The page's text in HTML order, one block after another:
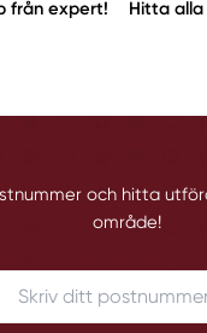
från expert! Hitta
och hitta
område!